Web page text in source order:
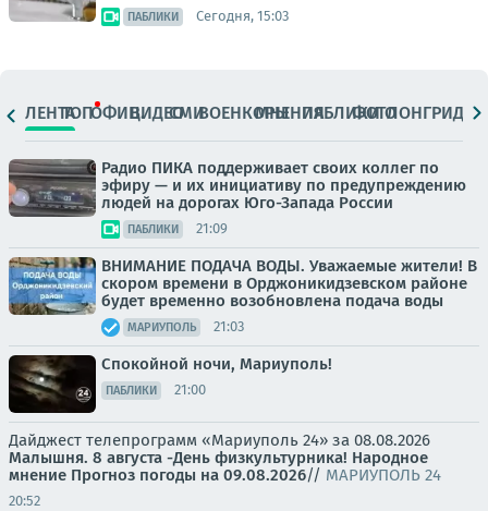
ПАБЛИКИ Сегодня, 15:03
ЛЕНТАТОПОФИЦ.ВИДЕОСМИВОЕНКОРЫМНЕНИЯПАБЛИКИ
ФОТОЛОНГРИДЫ
Радио ПИКА поддерживает своих коллег по
эфиру — и их инициативу по предупреждению
людей на дорогах Юго-Запада России
ПАБЛИКИ 21:09
ВНИМАНИЕ ПОДАЧА ВОДЫ. Уважаемые жители! В
скором времени в Орджоникидзевском районе
будет временно возобновлена подача воды
МАРИУПОЛЬ 21:03
Спокойной ночи, Мариуполь!
ПАБЛИКИ 21:00
Дайджест телепрограмм «Мариуполь 24» за 08.08.2026
Малышня. 8 августа -День физкультурника! Народное
мнение Прогноз погоды на 09.08.2026// МАРИУПОЛЬ 24
20:52